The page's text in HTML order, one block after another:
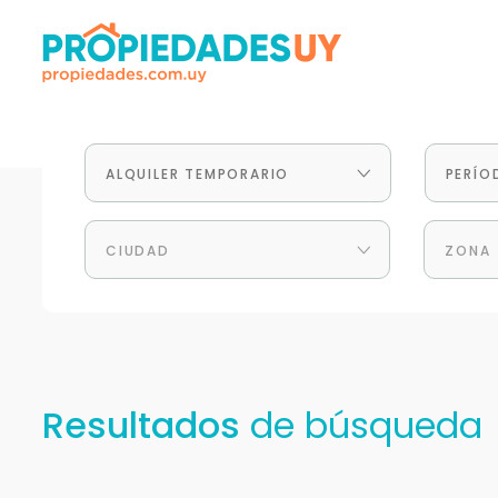
ALQUILER TEMPORARIO
CIUDAD ZONA
Resultados de búsqueda